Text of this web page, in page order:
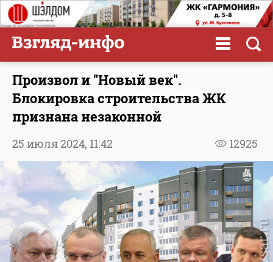
Произвол и "Новый век".
Блокировка строительства ЖК
признана незаконной
12925
25 июля 2024, 11:42